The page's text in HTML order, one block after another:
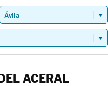
ACERAL